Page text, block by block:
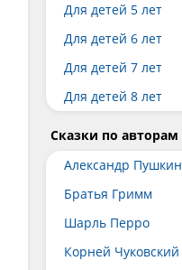
Для детей 5 лет
Для детей 6 лет
Для детей 7 лет
Для детей 8 лет
Сказки по авторам
Александр Пушкин
Братья Гримм
Шарль Перро
Корней Чуковский